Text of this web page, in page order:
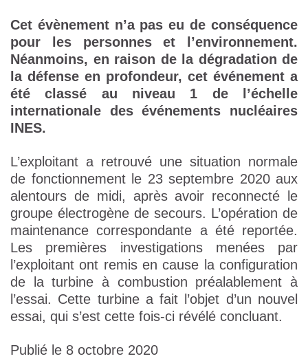
Cet évènement n’a pas eu de conséquence
pour les personnes et l’environnement.
Néanmoins, en raison de la dégradation de
la défense en profondeur, cet événement a
été classé au niveau 1 de l’échelle
internationale des événements nucléaires
INES.
L’exploitant a retrouvé une situation normale
de fonctionnement le 23 septembre 2020 aux
alentours de midi, après avoir reconnecté le
groupe électrogène de secours. L’opération de
maintenance correspondante a été reportée.
Les premières investigations menées par
l’exploitant ont remis en cause la configuration
de la turbine à combustion préalablement à
l’essai. Cette turbine a fait l’objet d’un nouvel
essai, qui s’est cette fois-ci révélé concluant.
Publié le 8 octobre 2020